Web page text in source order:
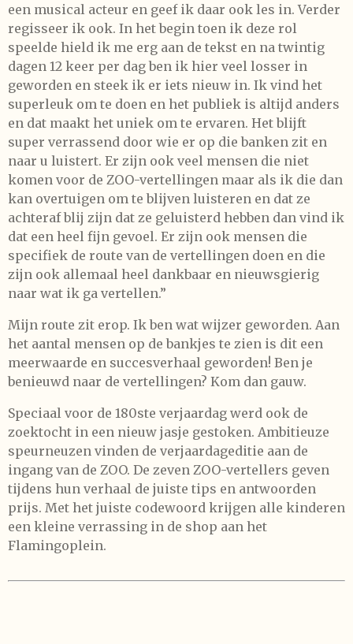
een musical acteur en geef ik daar ook les in. Verder
regisseer ik ook. In het begin toen ik deze rol
speelde hield ik me erg aan de tekst en na twintig
dagen 12 keer per dag ben ik hier veel losser in
geworden en steek ik er iets nieuw in. Ik vind het
superleuk om te doen en het publiek is altijd anders
en dat maakt het uniek om te ervaren. Het blijft
super verrassend door wie er op die banken zit en
naar u luistert. Er zijn ook veel mensen die niet
komen voor de ZOO-vertellingen maar als ik die dan
kan overtuigen om te blijven luisteren en dat ze
achteraf blij zijn dat ze geluisterd hebben dan vind ik
dat een heel fijn gevoel. Er zijn ook mensen die
specifiek de route van de vertellingen doen en die
zijn ook allemaal heel dankbaar en nieuwsgierig
naar wat ik ga vertellen.”
Mijn route zit erop. Ik ben wat wijzer geworden. Aan
het aantal mensen op de bankjes te zien is dit een
meerwaarde en succesverhaal geworden! Ben je
benieuwd naar de vertellingen? Kom dan gauw.
Speciaal voor de 180ste verjaardag werd ook de
zoektocht in een nieuw jasje gestoken. Ambitieuze
speurneuzen vinden de verjaardageditie aan de
ingang van de ZOO. De zeven ZOO-vertellers geven
tijdens hun verhaal de juiste tips en antwoorden
prijs. Met het juiste codewoord krijgen alle kinderen
een kleine verrassing in de shop aan het
Flamingoplein.